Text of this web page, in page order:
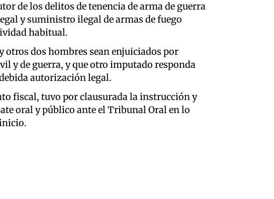
de los delitos de tenencia de arma de guerra
y suministro ilegal de armas de fuego
habitual.
dos hombres sean enjuiciados por
y de guerra, y que otro imputado responda
autorización legal.
fiscal, tuvo por clausurada la instrucción y
oral y público ante el Tribunal Oral en lo